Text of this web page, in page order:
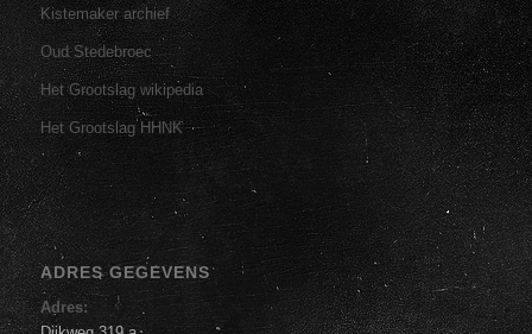
Kistemaker archief
Oud Stedebroec
Het Grootslag wikipedia
Het Grootslag HHNK
ADRES GEGEVENS
Adres: